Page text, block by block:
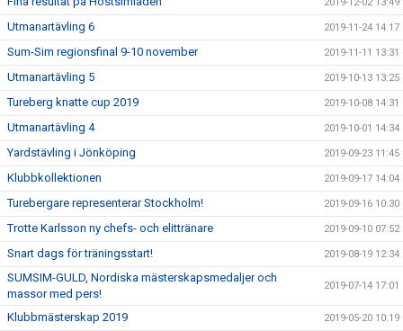
2019-12-02 13:49
Utmanartävling 6 2019-11-24 14:17
Sum-Sim regionsfinal 9-10 november 2019-11-11 13:31
Utmanartävling 5 2019-10-13 13:25
Tureberg knatte cup 2019 2019-10-08 14:31
Utmanartävling 4 2019-10-01 14:34
Yardstävling i Jönköping 2019-09-23 11:45
Klubbkollektionen 2019-09-17 14:04
Turebergare representerar Stockholm! 2019-09-16 10:30
Trotte Karlsson ny chefs- och elittränare 2019-09-10 07:52
Snart dags för träningsstart! 2019-08-19 12:34
SUMSIM-GULD, Nordiska mästerskapsmedaljer och
massor med pers!
2019-07-14 17:01
Klubbmästerskap 2019 2019-05-20 10:19